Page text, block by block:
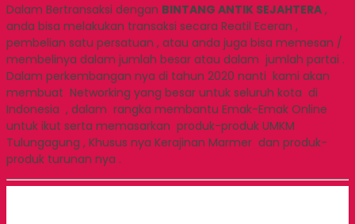
Dalam Bertransaksi dengan BINTANG ANTIK SEJAHTERA ,
anda bisa melakukan transaksi secara Reatil Eceran ,
pembelian satu persatuan , atau anda juga bisa memesan /
membelinya dalam jumlah besar atau dalam jumlah partai .
Dalam perkembangan nya di tahun 2020 nanti kami akan
membuat Networking yang besar untuk seluruh kota di
Indonesia , dalam rangka membantu Emak-Emak Online
untuk ikut serta memasarkan produk-produk UMKM
Tulungagung , Khusus nya Kerajinan Marmer dan produk-
produk turunan nya .